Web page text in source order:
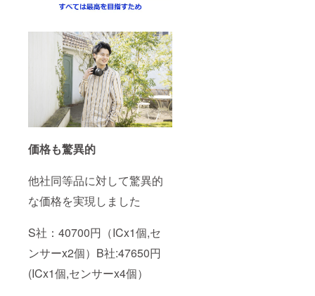
価格も驚異的
他社同等品に対して驚異的
な価格を実現しました
S社：40700円（ICx1個,セ
ンサーx2個）B社:47650円
(ICx1個,センサーx4個）